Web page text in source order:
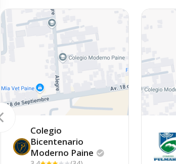
Colegio
Bicentenario
Moderno Paine